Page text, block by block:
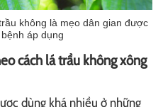
không là mẹo dân gian được
áp dụng
cách lá trầu không xông
dùng khá nhiều ở những